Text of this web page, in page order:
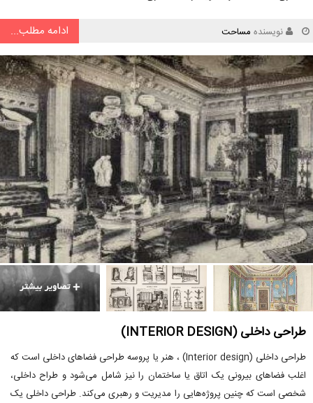
نویسنده مساحت ادامه مطلب...
طراحی داخلی (INTERIOR DESIGN)
طراحی داخلی (Interior design) ، هنر یا پروسه طراحی فضاهای داخلی است که
اغلب فضاهای بیرونی یک اتاق یا ساختمان را نیز شامل می‌شود و طراح داخلی،
شخصی است که چنین پروژه‌هایی را مدیریت و رهبری می‌کند. طراحی داخلی یک